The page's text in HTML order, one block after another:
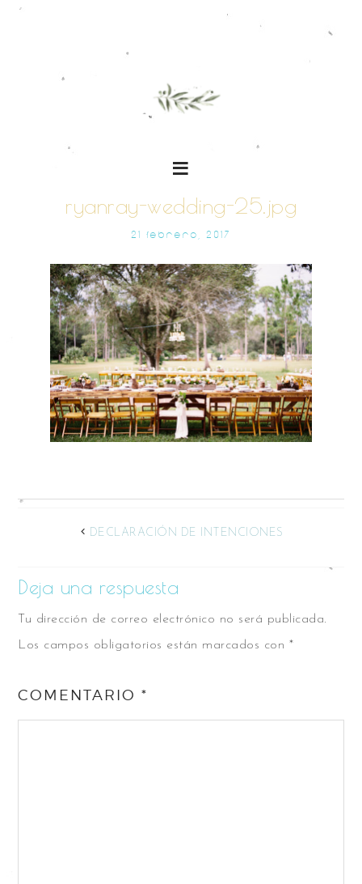
ryanray-wedding-25.jpg
21 FEBRERO, 2017
DECLARACIÓN DE INTENCIONES
Deja una respuesta
Tu dirección de correo electrónico no será publicada.
Los campos obligatorios están marcados con *
COMENTARIO*